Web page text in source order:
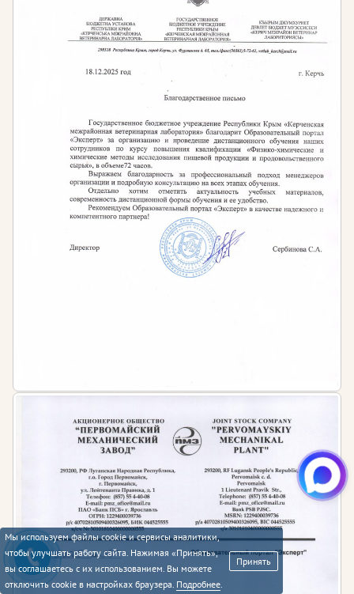
Мы используем файлы cookie и сервисы аналитики,
чтобы улучшать работу сайта. Нажимая «Принять»,
вы соглашаетесь с их использованием. Вы можете
отключить cookie в настройках браузера. Подробнее.
Принять